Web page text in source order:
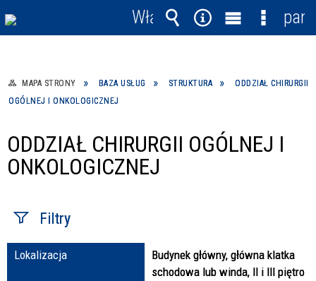
MAPA STRONY BAZA USŁUG STRUKTURA
ODDZIAŁ CHIRURGII
OGÓLNEJ I ONKOLOGICZNEJ
ODDZIAŁ CHIRURGII OGÓLNEJ I
ONKOLOGICZNEJ
Filtry
Fraza / imię,
Lokalizacja
Budynek główny, główna klatka
schodowa lub winda, II i III piętro
Włącz
powiadomienia
Wyszukiwarka
Narzędzia
MenuMenu